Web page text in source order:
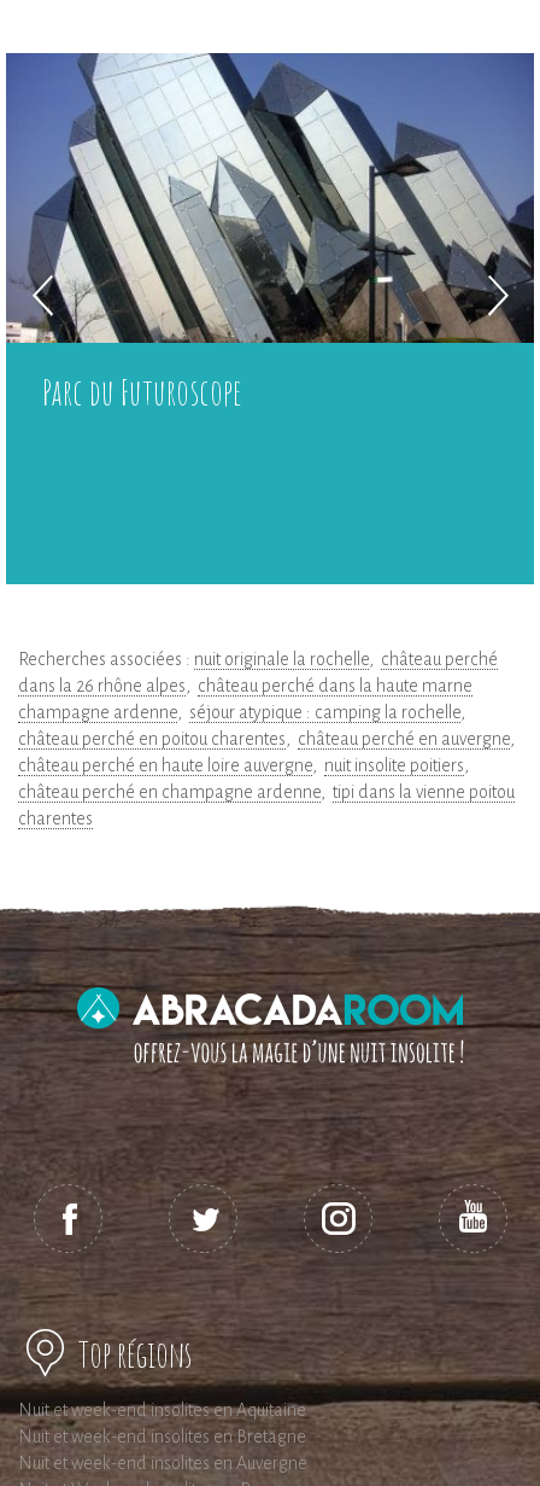
Location de vélos adulte
Location de vélos enfant
Massages
Centre équestre
Parc du Futuroscope
Recherches associées : nuit originale la rochelle
château perché
dans la 26 rhône alpes
château perché dans la haute marne
champagne ardenne
séjour atypique : camping la rochelle
château perché en poitou charentes
château perché en auvergne
château perché en haute loire auvergne
nuit insolite poitiers
château perché en champagne ardenne
tipi dans la vienne poitou
charentes
Top régions
Nuit et week-end insolites en Aquitaine
Nuit et week-end insolites en Bretagne
Nuit et week-end insolites en Auvergne